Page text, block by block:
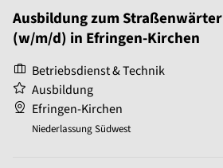
Ausbildung zum Straßenwärter
(w/m/d) in Efringen-Kirchen
Betriebsdienst & Technik
Ausbildung
Efringen-Kirchen
Niederlassung Südwest